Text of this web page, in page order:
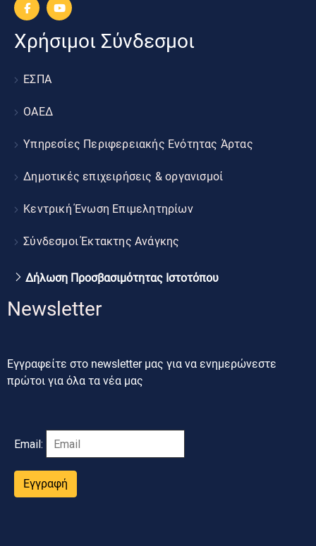
Χρήσιμοι Σύνδεσμοι
ΕΣΠΑ
ΟΑΕΔ
Υπηρεσίες Περιφερειακής Ενότητας Άρτας
Δημοτικές επιχειρήσεις & οργανισμοί
Κεντρική Ένωση Επιμελητηρίων
Σύνδεσμοι Έκτακτης Ανάγκης
Δήλωση Προσβασιμότητας Ιστοτόπου
Newsletter
Εγγραφείτε στο newsletter μας για να ενημερώνεστε
πρώτοι για όλα τα νέα μας
Email:
Εγγραφή